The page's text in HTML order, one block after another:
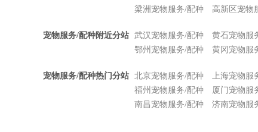
梁洲宠物服务/配种
高新区宠物
宠物服务/配种附近分站 武汉宠物服务/配种 黄石宠物服
鄂州宠物服务/配种
黄冈宠物服
宠物服务/配种热门分站 北京宠物服务/配种 上海宠物服
福州宠物服务/配种
厦门宠物服
南昌宠物服务/配种
济南宠物服